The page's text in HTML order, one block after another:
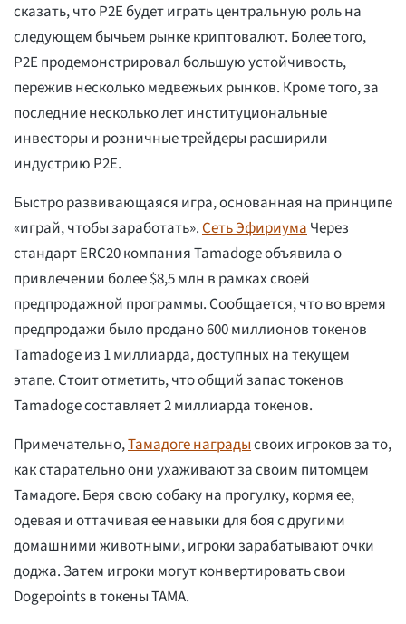
сказать, что P2E будет играть центральную роль на
следующем бычьем рынке криптовалют. Более того,
P2E продемонстрировал большую устойчивость,
пережив несколько медвежьих рынков. Кроме того, за
последние несколько лет институциональные
инвесторы и розничные трейдеры расширили
индустрию P2E.
Быстро развивающаяся игра, основанная на принципе
«играй, чтобы заработать».Сеть ЭфириумаЧерез
стандарт ERC20 компания Tamadoge объявила о
привлечении более $8,5 млн в рамках своей
предпродажной программы. Сообщается, что во время
предпродажи было продано 600 миллионов токенов
Tamadoge из 1 миллиарда, доступных на текущем
этапе. Стоит отметить, что общий запас токенов
Tamadoge составляет 2 миллиарда токенов.
Примечательно,Тамадоге наградысвоих игроков за то,
как старательно они ухаживают за своим питомцем
Тамадоге. Беря свою собаку на прогулку, кормя ее,
одевая и оттачивая ее навыки для боя с другими
домашними животными, игроки зарабатывают очки
доджа. Затем игроки могут конвертировать свои
Dogepoints в токены TAMA.